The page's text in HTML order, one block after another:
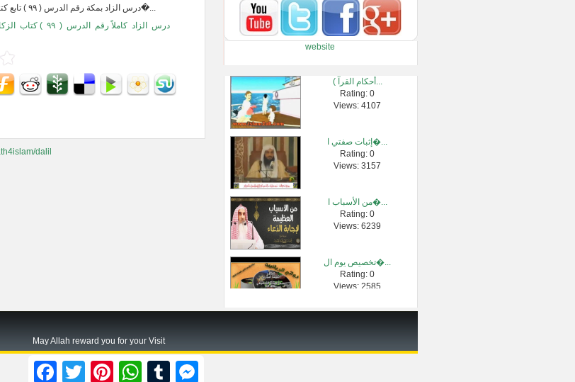
درس الزاد بمكة رقم الدرس ( ٩٩ ) تابع كتاب الزكاة يوم الثلاثاء بتاريخ ٢٠-٣-١�...
درس الزاد كاملاً رقم الدرس ( ٩٩ ) كتاب
dalil
الشيخ د. سعد �...
Rating: 0
ما هو أفضل ال...
Rating: 0
على من يبكر ل...
Rating: 0
قاعدة مهمة م�...
Rating: 0
حكم الذهاب ل�...
Rating: 0
website
( أحكام القرآ...
Rating: 0
Views: 4107
إثبات صفتي ا�...
Rating: 0
Views: 3157
من الأسباب ا�...
Rating: 0
Views: 6239
تخصيص يوم ال�...
Rating: 0
Views: 2585
May Allah reward you for your Visit
FacebookTwitter Pinterest WhatsAppTumblr